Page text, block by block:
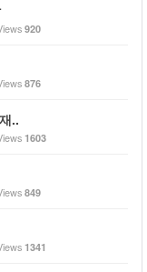
920
876
..
1603
849
1341